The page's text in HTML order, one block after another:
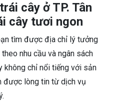
cây ở TP. Tân
cây tươi ngon
tìm được địa chỉ lý tưởng
nhu cầu và ngân sách
không chỉ nổi tiếng với sản
được lòng tin từ dịch vụ